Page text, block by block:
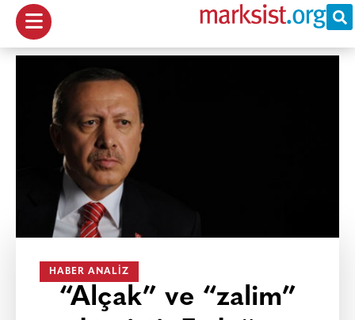
HABER ANALIZ
“Alçak” ve “zalim”